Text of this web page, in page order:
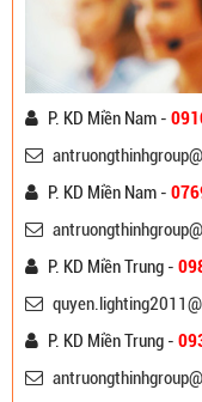
P. KD Miền Nam -
P. KD Miền Nam -
P. KD Miền Trung -
P. KD Miền Trung -